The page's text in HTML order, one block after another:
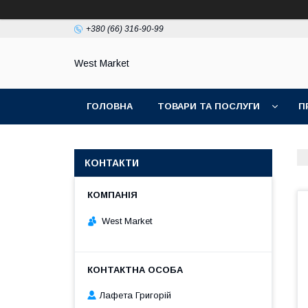
+380 (66) 316-90-99
West Market
ГОЛОВНА ТОВАРИ ТА ПОСЛУГИ
КОНТАКТИ
West Market
Лафета Григорій